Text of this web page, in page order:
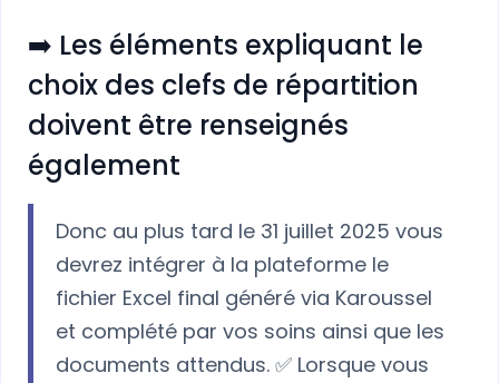
➡️ Les éléments expliquant le
choix des clefs de répartition
doivent être renseignés
également
Donc au plus tard le 31 juillet 2025 vous
devrez intégrer à la plateforme le
fichier Excel final généré via Karoussel
et complété par vos soins ainsi que les
documents attendus. ✅ Lorsque vous